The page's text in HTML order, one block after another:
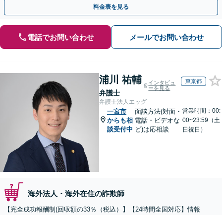
料金表を見る
電話でお問い合わせ メールでお問い合わせ
浦川 祐輔
弁護士
インタビュ
ーを見る
東京都
弁護士法人エッグ
一宮市
からも相
談受付中
面談方法(対面・
電話・ビデオな
ど)は応相談
営業時間：00:
00~23:59（土
日祝日）
海外法人・海外在住の詐欺師
【完全成功報酬制(回収額の33％（税込）】【24時間全国対応】情報